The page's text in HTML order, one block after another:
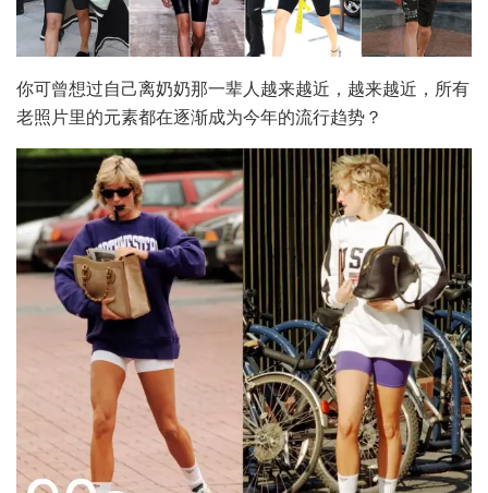
你可曾想过自己离奶奶那一辈人越来越近，越来越近，所有
老照片里的元素都在逐渐成为今年的流行趋势？